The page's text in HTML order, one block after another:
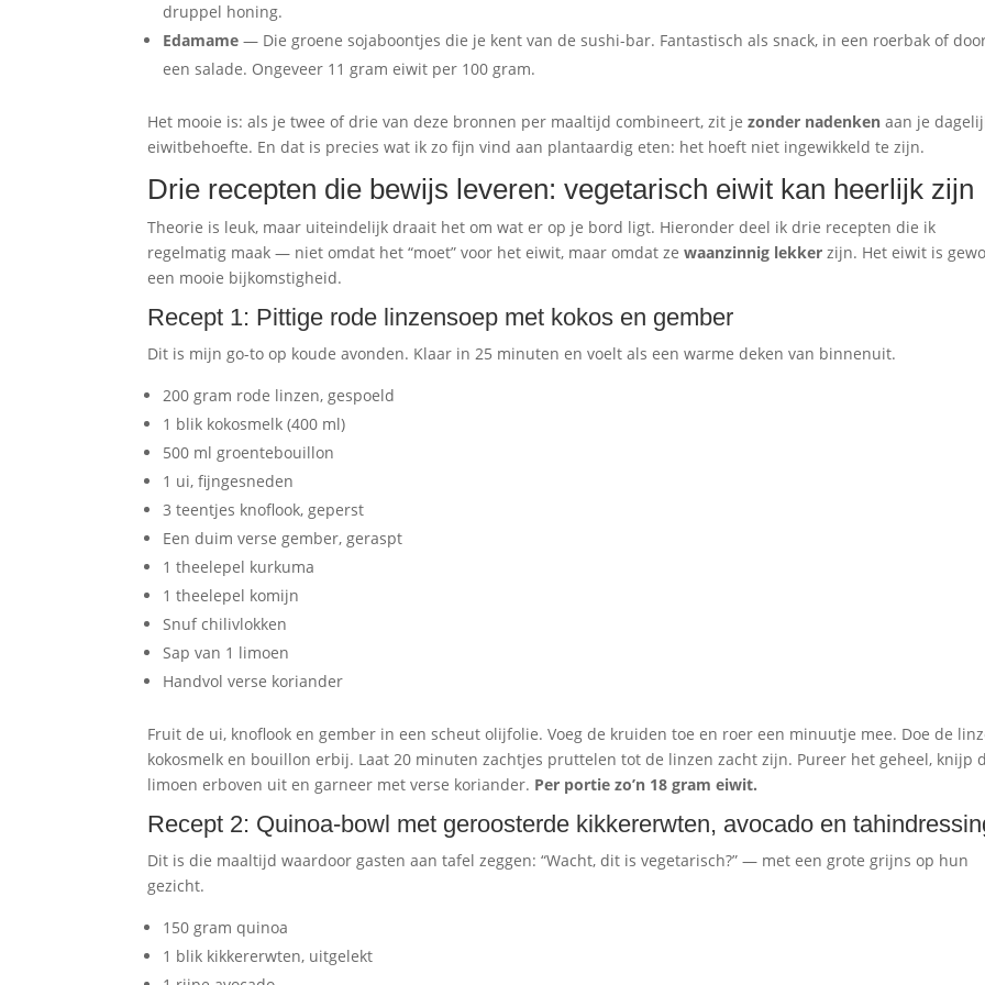
druppel honing.
Edamame — Die groene sojaboontjes die je kent van de sushi-bar. Fantastisch als snack, in een roerbak of
een salade. Ongeveer 11 gram eiwit per 100 gram.
Het mooie is: als je twee of drie van deze bronnen per maaltijd combineert, zit jezonder nadenken aan je
eiwitbehoefte. En dat is precies wat ik zo fijn vind aan plantaardig eten: het hoeft niet ingewikkeld te zijn.
Drie recepten die bewijs leveren: vegetarisch eiwit kan heerlijk zijn
Theorie is leuk, maar uiteindelijk draait het om wat er op je bord ligt. Hieronder deel ik drie recepten die ik
regelmatig maak — niet omdat het “moet” voor het eiwit, maar omdat zewaanzinnig lekker zijn. Het eiwit is
een mooie bijkomstigheid.
Recept 1: Pittige rode linzensoep met kokos en gember
Dit is mijn go-to op koude avonden. Klaar in 25 minuten en voelt als een warme deken van binnenuit.
200 gram rode linzen, gespoeld
1 blik kokosmelk (400 ml)
500 ml groentebouillon
1 ui, fijngesneden
3 teentjes knoflook, geperst
Een duim verse gember, geraspt
1 theelepel kurkuma
1 theelepel komijn
Snuf chilivlokken
Sap van 1 limoen
Handvol verse koriander
Fruit de ui, knoflook en gember in een scheut olijfolie. Voeg de kruiden toe en roer een minuutje mee. Doe de
kokosmelk en bouillon erbij. Laat 20 minuten zachtjes pruttelen tot de linzen zacht zijn. Pureer het geheel, knijp
limoen erboven uit en garneer met verse koriander. Per portie zo’n 18 gram eiwit.
Recept 2: Quinoa-bowl met geroosterde kikkererwten, avocado en
Dit is die maaltijd waardoor gasten aan tafel zeggen: “Wacht, dit is vegetarisch?” — met een grote grijns op hun
gezicht.
150 gram quinoa
1 blik kikkererwten, uitgelekt